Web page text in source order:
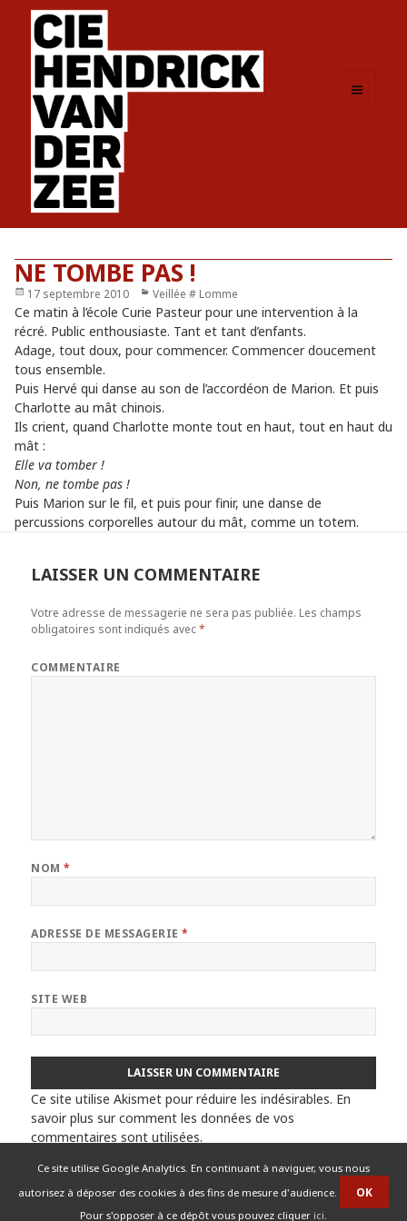
Ce site utilise Google Analytics. En continuant à naviguer, vous nous
autorisez à déposer des cookies à des fins de mesure d'audience.
Pour s'opposer à ce dépôt vous pouvez cliquer ici.
NE TOMBE PAS !
Publié
le
17 septembre 2010 Catégories
Veillée # Lomme
Ce matin à l’école Curie Pasteur pour une intervention à la
récré. Public enthousiaste. Tant et tant d’enfants.
Adage, tout doux, pour commencer. Commencer doucement
tous ensemble.
Puis Hervé qui danse au son de l’accordéon de Marion. Et puis
Charlotte au mât chinois.
Ils crient, quand Charlotte monte tout en haut, tout en haut du
mât :
Elle va tomber !
Non, ne tombe pas !
Puis Marion sur le fil, et puis pour finir, une danse de
percussions corporelles autour du mât, comme un totem.
LAISSER UN COMMENTAIRE
Votre adresse de messagerie ne sera pas publiée. Les champs
obligatoires sont indiqués avec*
COMMENTAIRE
NOM*
ADRESSE DE MESSAGERIE*
SITE WEB
Ce site utilise Akismet pour réduire les indésirables. En
savoir plus sur comment les données de vos
commentaires sont utilisées.